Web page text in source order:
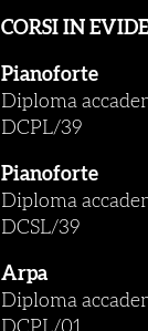
CORSI IN
Pianoforte
Diploma
DCPL/39
Pianoforte
Diploma
DCSL/39
Arpa
Diploma